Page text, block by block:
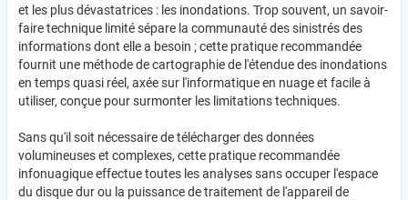
et les plus dévastatrices : les inondations. Trop souvent, un savoir-
faire technique limité sépare la communauté des sinistrés des
informations dont elle a besoin ; cette pratique recommandée
fournit une méthode de cartographie de l'étendue des inondations
en temps quasi réel, axée sur l'informatique en nuage et facile à
utiliser, conçue pour surmonter les limitations techniques.
Sans qu'il soit nécessaire de télécharger des données
volumineuses et complexes, cette pratique recommandée
infonuagique effectue toutes les analyses sans occuper l'espace
du disque dur ou la puissance de traitement de l'appareil de